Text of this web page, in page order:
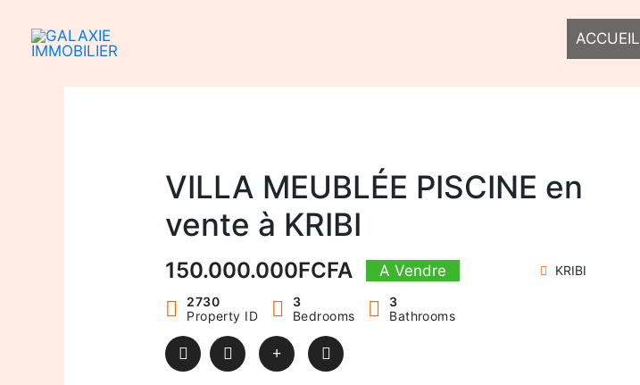
contenu
ACCUEIL
VILLA MEUBLÉE PISCINE en
vente à KRIBI
150.000.000FCFA A Vendre KRIBI
2730
Property ID
3
Bedrooms
3
Bathrooms